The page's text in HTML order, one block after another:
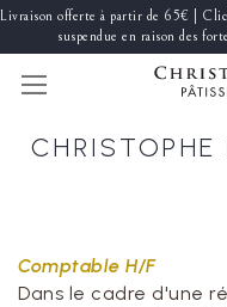
Livraison offerte à partir de 65€ |
suspendue en raison des
CHRISTOPHE
Comptable H/F
Dans le cadre d'une